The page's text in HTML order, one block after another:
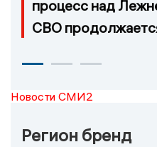
процесс над
СВО
Новости СМИ2
Регион бренд